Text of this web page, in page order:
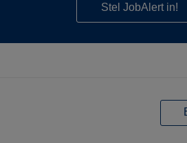
Stel JobAlert in!